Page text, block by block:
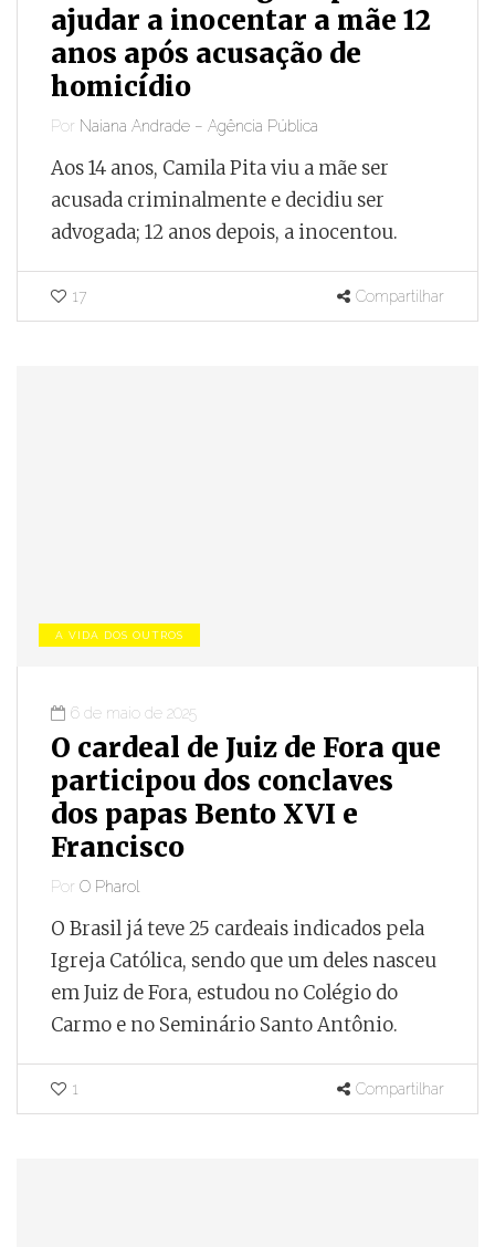
ajudar a inocentar a mãe 12
anos após acusação de
homicídio
Por Naiana Andrade – Agência Pública
Aos 14 anos, Camila Pita viu a mãe ser
acusada criminalmente e decidiu ser
advogada; 12 anos depois, a inocentou.
17 Compartilhar
A VIDA DOS OUTROS
6 de maio de 2025
O cardeal de Juiz de Fora que
participou dos conclaves
dos papas Bento XVI e
Francisco
Por O Pharol
O Brasil já teve 25 cardeais indicados pela
Igreja Católica, sendo que um deles nasceu
em Juiz de Fora, estudou no Colégio do
Carmo e no Seminário Santo Antônio.
1 Compartilhar